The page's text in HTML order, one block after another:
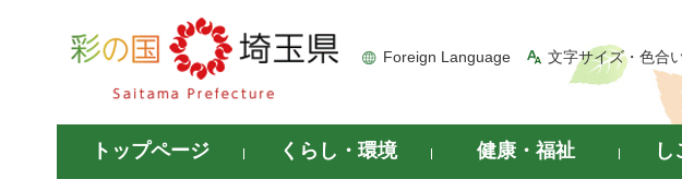
彩の国 埼玉県
Foreign Language 文字サイズ・色合
トップページ くらし・環境 健康・福祉 し